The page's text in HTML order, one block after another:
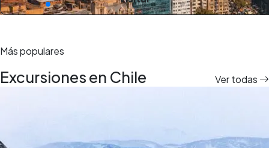
Más populares
Excursiones en Chile Ver todas